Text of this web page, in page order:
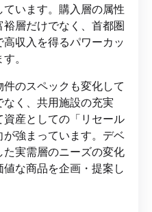
います。購入層の属性
層だけでなく、首都圏
収入を得るパワーカッ
。
のスペックも変化して
く、共用施設の充実
産としての「リセール
強まっています。デベ
た実需層のニーズの変化
な商品を企画・提案し